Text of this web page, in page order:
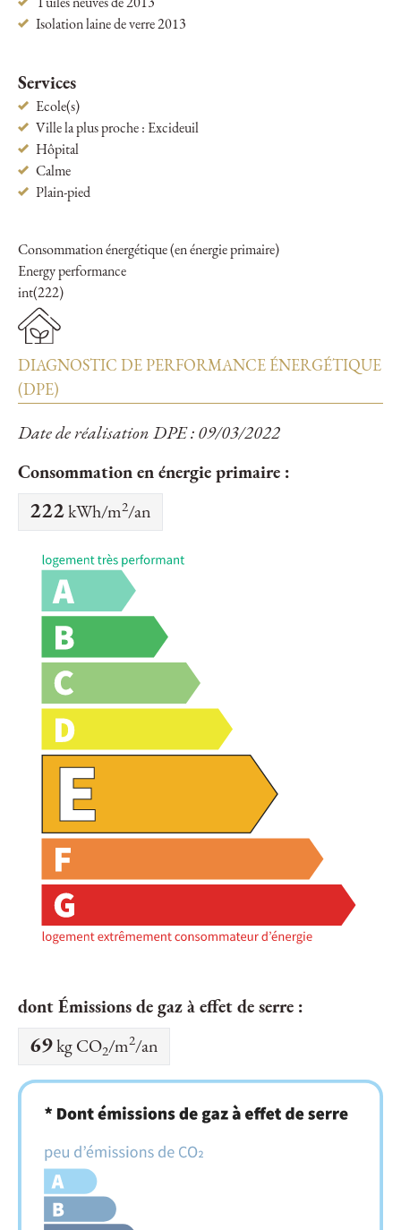
Tuiles neuves de 2013
Isolation laine de verre 2013
Services
Ecole(s)
Ville la plus proche : Excideuil
Hôpital
Calme
Plain-pied
Consommation énergétique (en énergie primaire)
Energy performance
int(222)
DIAGNOSTIC DE PERFORMANCE ÉNERGÉTIQUE
(DPE)
Date de réalisation DPE : 09/03/2022
Consommation en énergie primaire :
222 kWh/m2/an
dont Émissions de gaz à effet de serre :
69 kg CO2/m2/an